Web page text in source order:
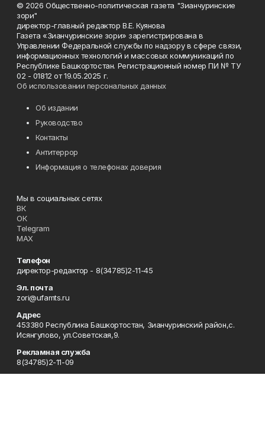
© 2026 Общественно-политическая газета "Зианчуринские
зори"
директор-главный редактор В.Е. Куянова
Газета «Зианчуринские зори» зарегистрирована в
Управлении Федеральной службы по надзору в сфере связи,
информационных технологий и массовых коммуникаций по
Республике Башкортостан. Регистрационный номер ПИ № ТУ
02 - 01812 от 19.05.2025 г.
Об использовании персональных данных
Об издании
Руководство
Контакты
Антитеррор
Информация о телефонах доверия
Мы в социальных сетях
ВК
ОК
Telegram
MAX
Телефон
директор-редактор - 8(34785)2-11-45
Эл. почта
zori@ufamts.ru
Адрес
453380 Республика Башкортостан, Зианчуринский район,с.
Исянгулово, ул.Советская,9.
Рекламная служба
8(34785)2-11-09